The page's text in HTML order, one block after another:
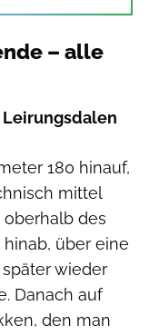
– alle
Leirungsdalen
180 hinauf,
mittel
oberhalb des
über eine
wieder
Danach auf
den man